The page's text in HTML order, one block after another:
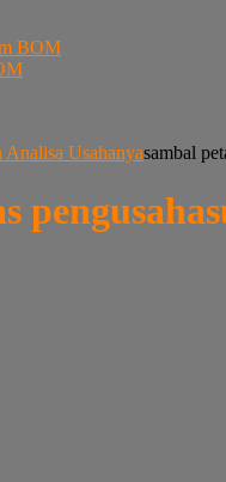
Analisa Usahanyasambal